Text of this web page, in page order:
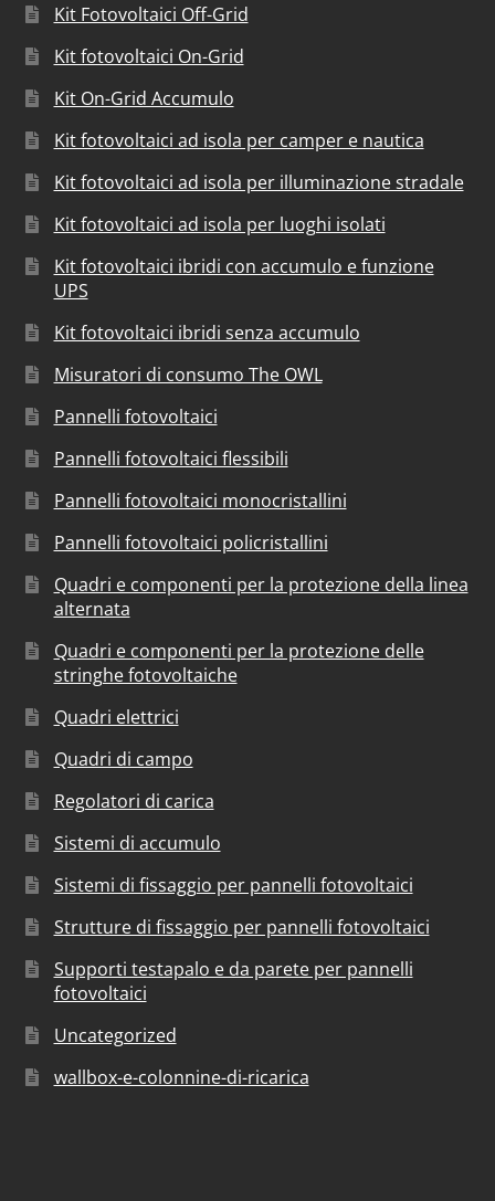
Kit Fotovoltaici Off-Grid
Kit fotovoltaici On-Grid
Kit On-Grid Accumulo
Kit fotovoltaici ad isola per camper e nautica
Kit fotovoltaici ad isola per illuminazione stradale
Kit fotovoltaici ad isola per luoghi isolati
Kit fotovoltaici ibridi con accumulo e funzione
UPS
Kit fotovoltaici ibridi senza accumulo
Misuratori di consumo The OWL
Pannelli fotovoltaici
Pannelli fotovoltaici flessibili
Pannelli fotovoltaici monocristallini
Pannelli fotovoltaici policristallini
Quadri e componenti per la protezione della linea
alternata
Quadri e componenti per la protezione delle
stringhe fotovoltaiche
Quadri elettrici
Quadri di campo
Regolatori di carica
Sistemi di accumulo
Sistemi di fissaggio per pannelli fotovoltaici
Strutture di fissaggio per pannelli fotovoltaici
Supporti testapalo e da parete per pannelli
fotovoltaici
Uncategorized
wallbox-e-colonnine-di-ricarica